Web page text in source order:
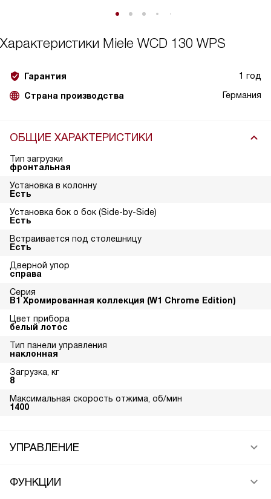
Характеристики Miele WCD 130 WPS
Гарантия 1 год
Страна производства Германия
ОБЩИЕ ХАРАКТЕРИСТИКИ
Тип загрузки
фронтальная
Установка в колонну
Есть
Установка бок о бок (Side-by-Side)
Есть
Встраивается под столешницу
Есть
Дверной упор
справа
Серия
В1 Хромированная коллекция (W1 Chrome Edition)
Цвет прибора
белый лотос
Тип панели управления
наклонная
Загрузка, кг
8
Максимальная скорость отжима, об/мин
1400
УПРАВЛЕНИЕ
ФУНКЦИИ